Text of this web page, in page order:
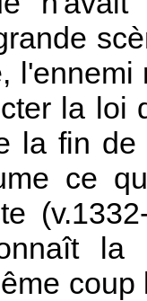
la loi
la fin
ce
la